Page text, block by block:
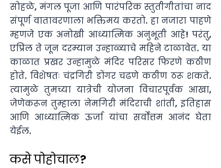
सोहळे, मंगल पूजा आणि पारंपरिक स्तुतीगीतांचा नाद
संपूर्ण वातावरणाला भक्तिमय करतो. हा नजारा पाहणे
म्हणजे एक अनोखी आध्यात्मिक अनुभूती आहे! परंतु,
एप्रिल ते जून दरम्यान उन्हाळ्याचे महिने टाळावेत. या
काळात प्रखर उन्हामुळे मंदिर परिसर फिरणे कठीण
होते. विशेषतः चंद्रगिरी डोंगर चढणे कठीण ठरू शकते.
त्यामुळे तुमच्या यात्रेची योजना विचारपूर्वक आखा,
जेणेकरून तुम्हाला नेमगिरी मंदिराची शांती, इतिहास
आणि आध्यात्मिक ऊर्जा यांचा सर्वोत्तम आनंद घेता
येईल.
कसे पोहोचाल?